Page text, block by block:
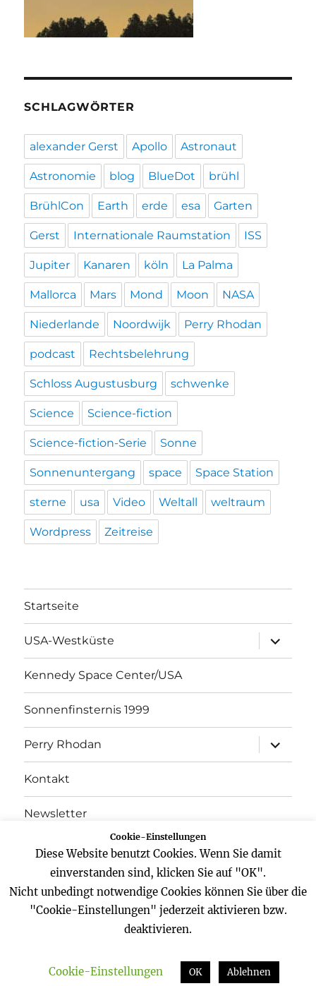
SCHLAGWÖRTER
alexander Gerst Apollo Astronaut
Astronomie blog BlueDot brühl
BrühlCon Earth erde esa Garten
Gerst Internationale Raumstation ISS
Jupiter Kanaren köln La Palma
Mallorca Mars Mond Moon NASA
Niederlande Noordwijk Perry Rhodan
podcast Rechtsbelehrung
Schloss Augustusburg schwenke
Science Science-fiction
Science-fiction-Serie Sonne
Sonnenuntergang space Space Station
sterne usa Video Weltall weltraum
Wordpress Zeitreise
Startseite
USA-Westküste
öffnen
Kennedy Space Center/USA
Sonnenfinsternis 1999
Perry Rhodan
öffnen
Kontakt
Newsletter
Datenschutz
FacebookTwitterYouTube
Zeitreisender Datenschutz
Stolz präsentiert von
Cookie-Einstellungen
Diese Website benutzt Cookies. Wenn Sie damit
einverstanden sind, klicken Sie auf "OK".
Nicht unbedingt notwendige Cookies können Sie über die
"Cookie-Einstellungen" jederzeit aktivieren bzw.
deaktivieren.
Cookie-Einstellungen OK Ablehnen